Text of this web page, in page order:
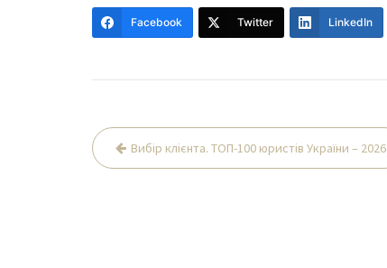
Facebook Twitter LinkedIn
Навігація
записів
Вибір клієнта. ТОП-100 юристів України – 2026